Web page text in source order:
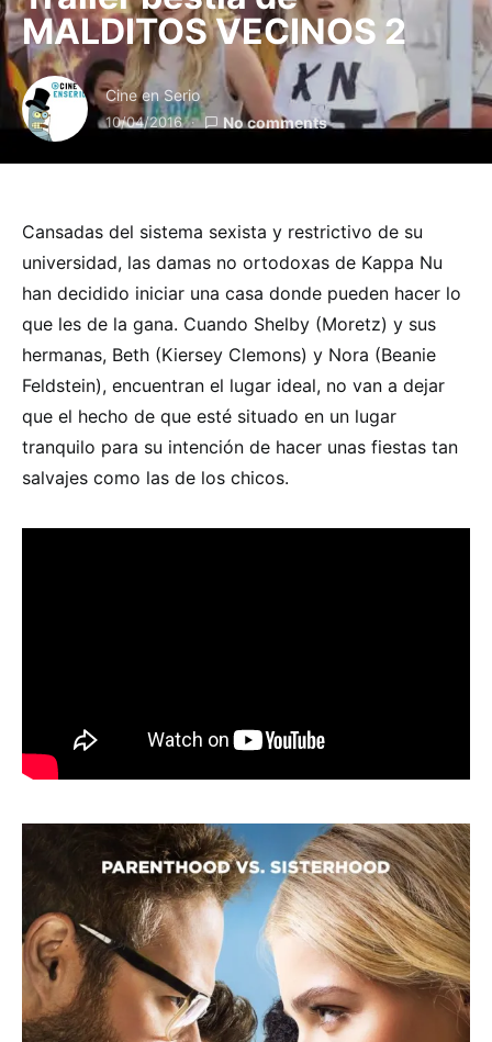
MALDITOS VECINOS 2
Cine en Serio
10/04/2016 No comments
Cansadas del sistema sexista y restrictivo de su
universidad, las damas no ortodoxas de Kappa Nu
han decidido iniciar una casa donde pueden hacer lo
que les de la gana. Cuando Shelby (Moretz) y sus
hermanas, Beth (Kiersey Clemons) y Nora (Beanie
Feldstein), encuentran el lugar ideal, no van a dejar
que el hecho de que esté situado en un lugar
tranquilo para su intención de hacer unas fiestas tan
salvajes como las de los chicos.